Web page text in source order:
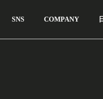
SNS COMPANY